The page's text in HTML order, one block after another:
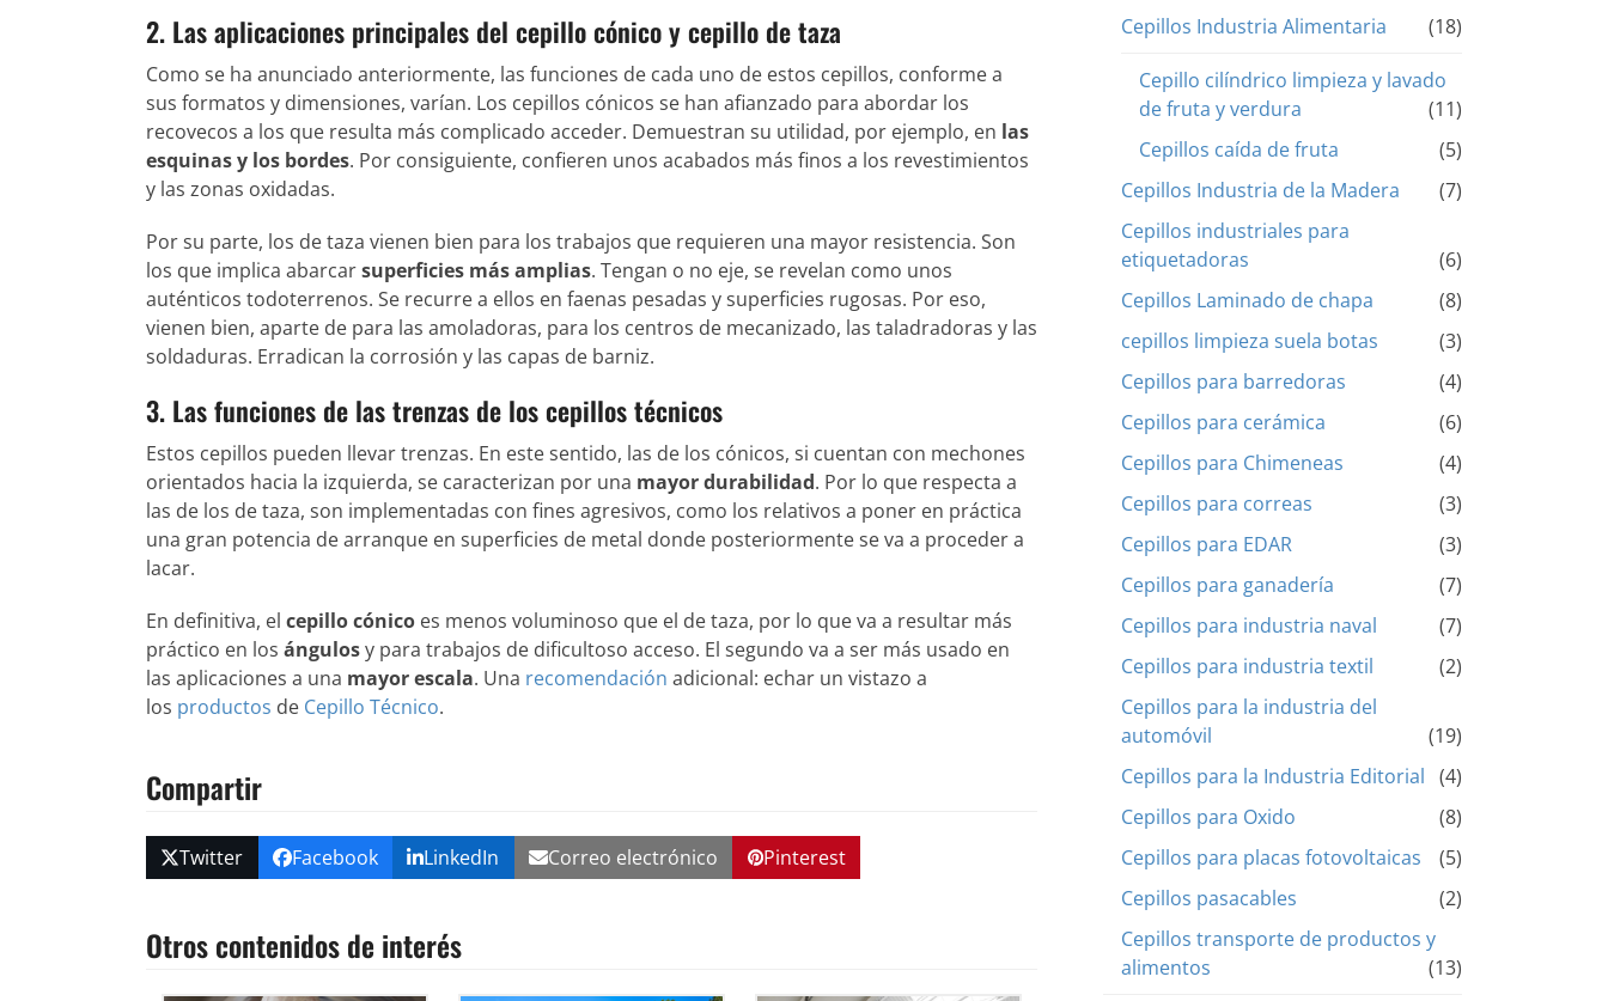
2. Las aplicaciones principales del cepillo cónico y cepillo de taza
Como se ha anunciado anteriormente, las funciones de cada uno de estos cepillos, conforme a
sus formatos y dimensiones, varían. Los cepillos cónicos se han afianzado para abordar los
recovecos a los que resulta más complicado acceder. Demuestran su utilidad, por ejemplo, en las
esquinas y los bordes. Por consiguiente, confieren unos acabados más finos a los revestimientos
y las zonas oxidadas.
Por su parte, los de taza vienen bien para los trabajos que requieren una mayor resistencia. Son
los que implica abarcarsuperficies más amplias. Tengan o no eje, se revelan como unos
auténticos todoterrenos. Se recurre a ellos en faenas pesadas y superficies rugosas. Por eso,
vienen bien, aparte de para las amoladoras, para los centros de mecanizado, las taladradoras y las
soldaduras. Erradican la corrosión y las capas de barniz.
3. Las funciones de las trenzas de los cepillos técnicos
Estos cepillos pueden llevar trenzas. En este sentido, las de los cónicos, si cuentan con mechones
orientados hacia la izquierda, se caracterizan por una mayor durabilidad. Por lo que respecta a
las de los de taza, son implementadas con fines agresivos, como los relativos a poner en práctica
una gran potencia de arranque en superficies de metal donde posteriormente se va a proceder a
lacar.
En definitiva, el cepillo cónico es menos voluminoso que el de taza, por lo que va a resultar más
práctico en los ángulosy para trabajos de dificultoso acceso. El segundo va a ser más usado en
las aplicaciones a una mayor escala. Una recomendación adicional: echar un vistazo a
los productos de Cepillo Técnico.
Compartir
Twitter Facebook LinkedIn Correo electrónico Pinterest
Otros contenidos de interés
Cepillos Industria Alimentaria
(18)
Cepillo cilíndrico limpieza y lavado
de fruta y verdura
(11)
Cepillos caída de fruta
(5)
Cepillos Industria de la Madera
(7)
Cepillos industriales para
etiquetadoras
(6)
Cepillos Laminado de chapa
(8)
cepillos limpieza suela botas
(3)
Cepillos para barredoras
(4)
Cepillos para cerámica
(6)
Cepillos para Chimeneas
(4)
Cepillos para correas
(3)
Cepillos para EDAR
(3)
Cepillos para ganadería
(7)
Cepillos para industria naval
(7)
Cepillos para industria textil
(2)
Cepillos para la industria del
automóvil
(19)
Cepillos para la Industria Editorial (4)
Cepillos para Oxido
(8)
Cepillos para placas fotovoltaicas
(5)
Cepillos pasacables
(2)
Cepillos transporte de productos y
alimentos
(13)